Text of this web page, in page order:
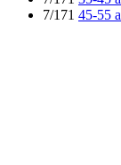
7/171 45-55